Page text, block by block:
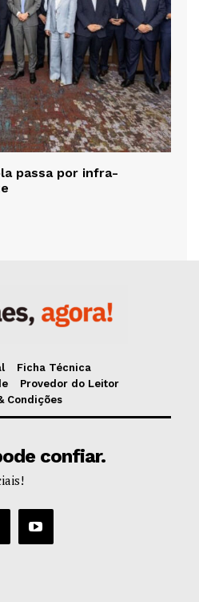
passa por infra-
Ficha Técnica
Provedor do Leitor
Condições
confiar.